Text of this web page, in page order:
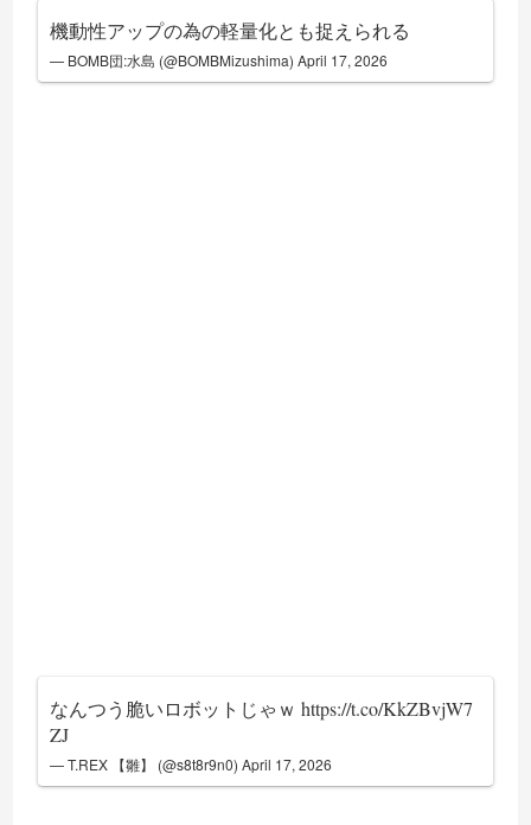
機動性アップの為の軽量化とも捉えられる
— BOMB団:水島 (@BOMBMizushima)April 17, 2026
なんつう脆いロボットじゃｗhttps://t.co/KkZBvjW7
ZJ
— T.REX 【雛】 (@s8t8r9n0)April 17, 2026